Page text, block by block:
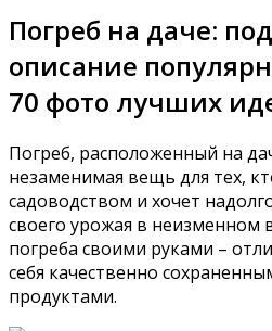
Погреб на даче:
описание
70 фото лучших
Погреб, расположенный на
незаменимая вещь для тех,
садоводством и хочет
своего урожая в неизменном
погреба своими руками –
себя качественно
продуктами.